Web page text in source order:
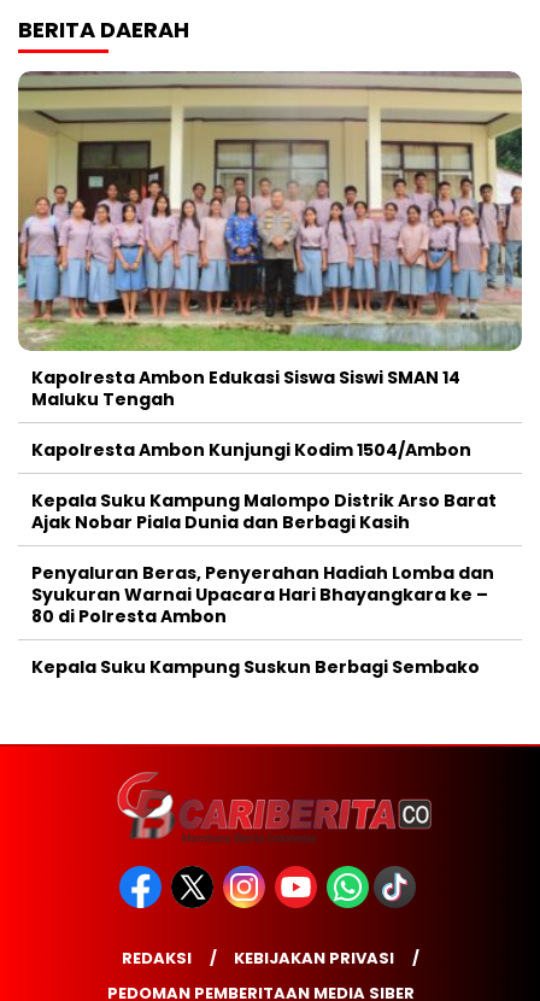
BERITA DAERAH
Kapolresta Ambon Edukasi Siswa Siswi SMAN 14
Maluku Tengah
Kapolresta Ambon Kunjungi Kodim 1504/Ambon
Kepala Suku Kampung Malompo Distrik Arso Barat
Ajak Nobar Piala Dunia dan Berbagi Kasih
Penyaluran Beras, Penyerahan Hadiah Lomba dan
Syukuran Warnai Upacara Hari Bhayangkara ke –
80 di Polresta Ambon
Kepala Suku Kampung Suskun Berbagi Sembako
REDAKSI
KEBIJAKAN PRIVASI
PEDOMAN PEMBERITAAN MEDIA SIBER